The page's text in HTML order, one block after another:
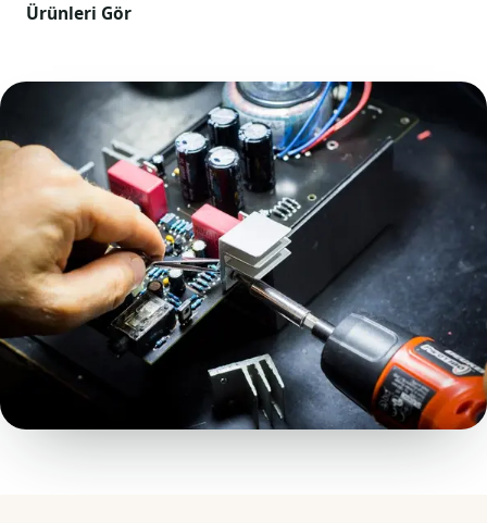
Ürünleri Gör